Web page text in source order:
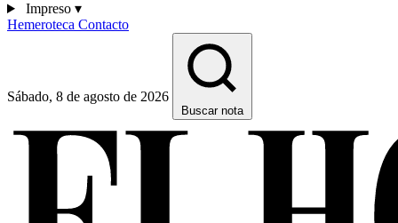
Impreso ▾
Hemeroteca Contacto
Sábado, 8 de agosto de 2026
Buscar nota